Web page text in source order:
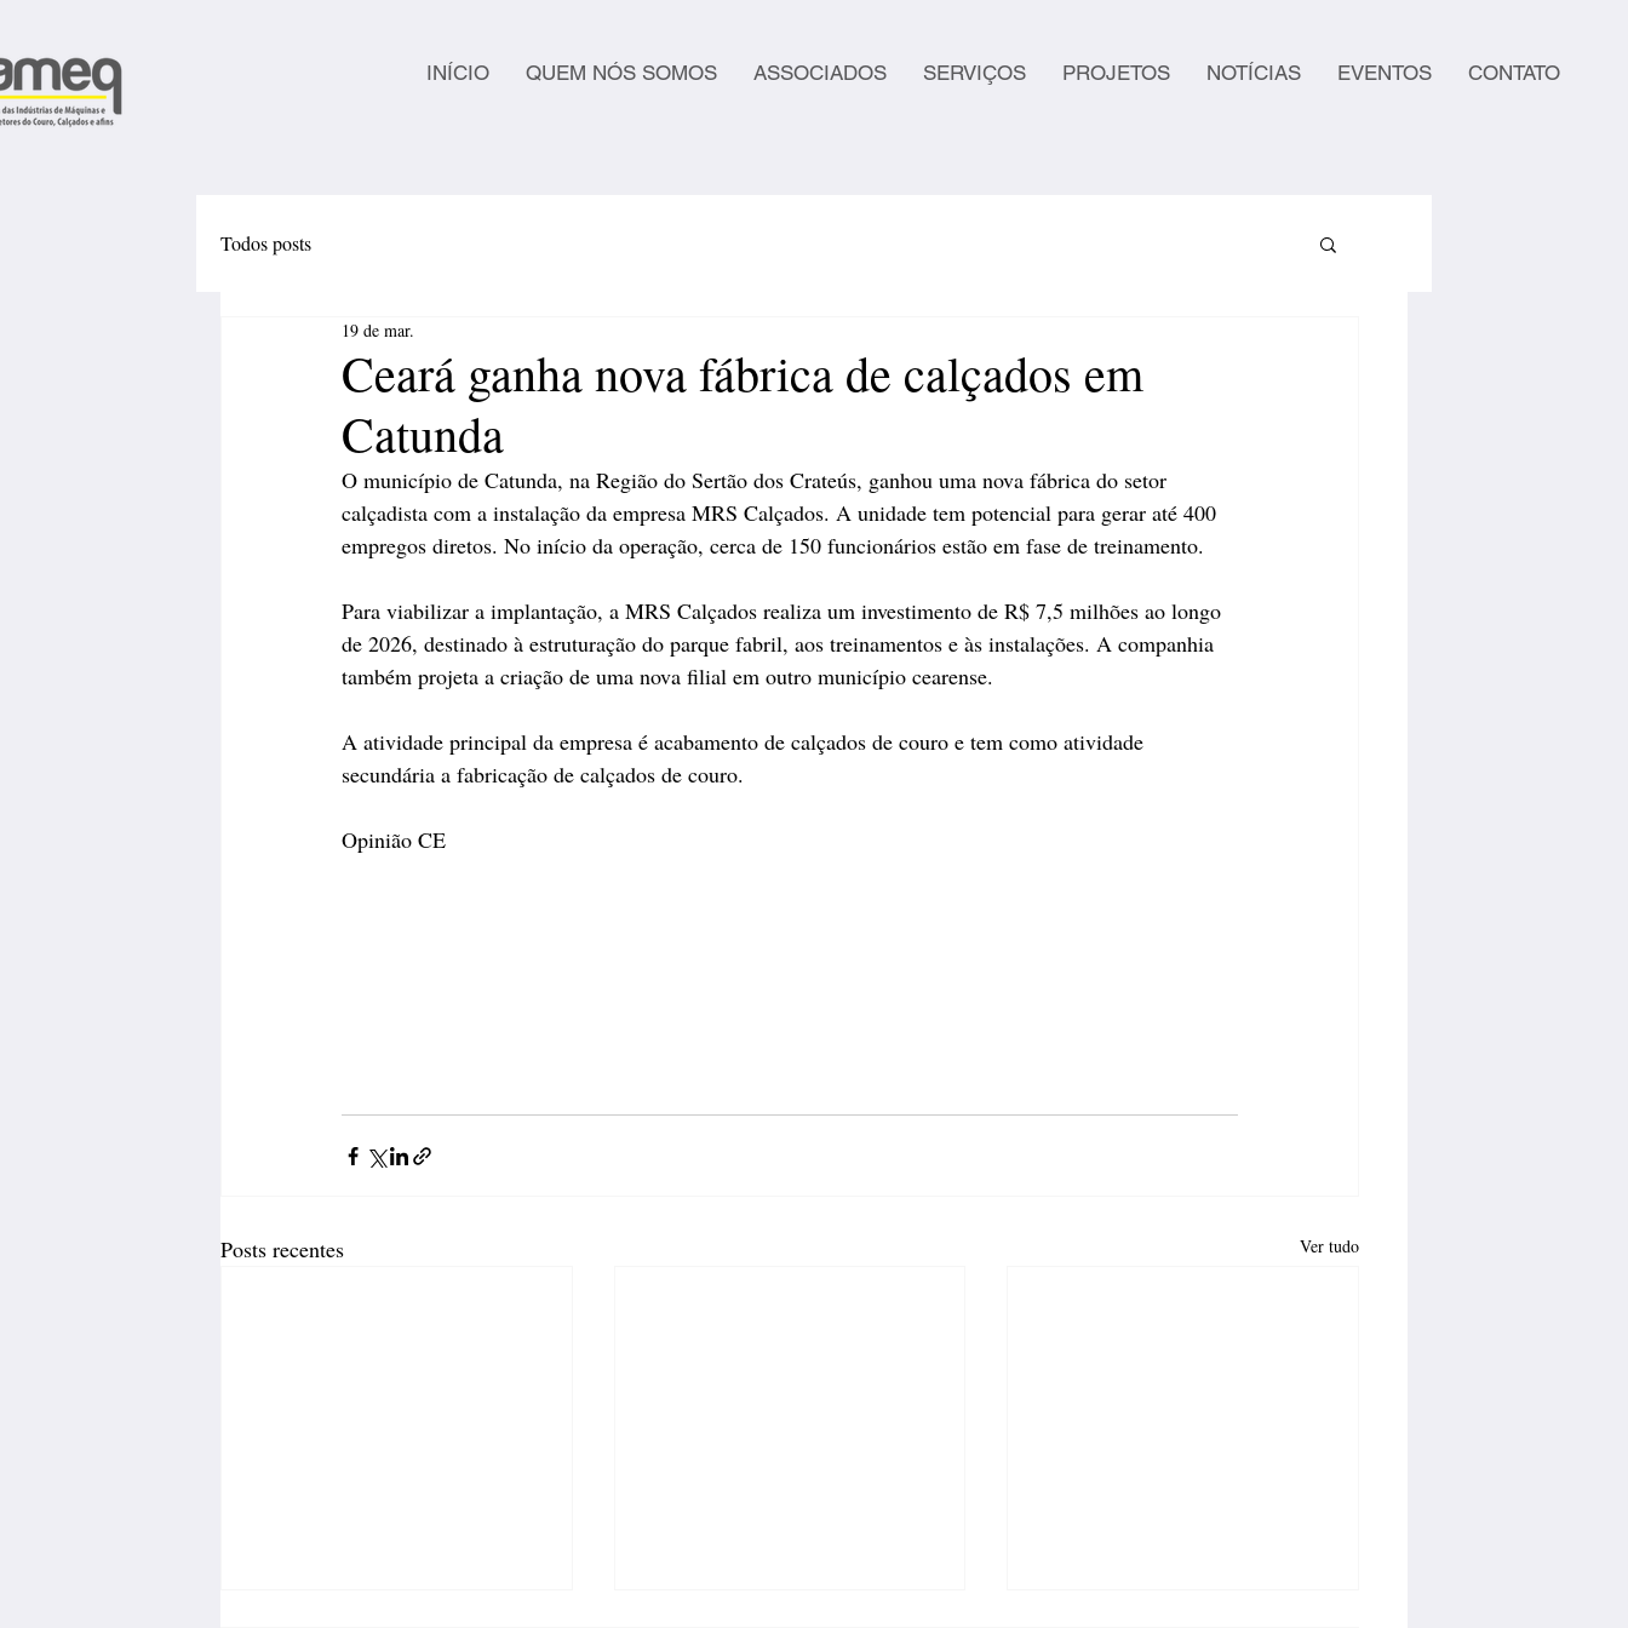
INÍCIO QUEM NÓS SOMOS ASSOCIADOS SERVIÇOS PROJETOS NOTÍCIAS EVENTOS CONTATO
Todos posts
Ceará ganha nova fábrica de calçados em
Catunda
19 de mar.
O município de Catunda, na Região do Sertão dos Crateús, ganhou uma nova fábrica do setor
calçadista com a instalação da empresa MRS Calçados. A unidade tem potencial para gerar até 400
empregos diretos. No início da operação, cerca de 150 funcionários estão em fase de treinamento.
Para viabilizar a implantação, a MRS Calçados realiza um investimento de R$ 7,5 milhões ao longo
de 2026, destinado à estruturação do parque fabril, aos treinamentos e às instalações. A companhia
também projeta a criação de uma nova filial em outro município cearense.
A atividade principal da empresa é acabamento de calçados de couro e tem como atividade
secundária a fabricação de calçados de couro.
Opinião CE
Posts recentes Ver tudo